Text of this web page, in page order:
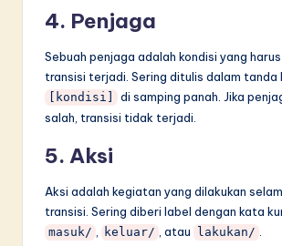
4. Penjaga
Sebuah penjaga adalah kondisi yang
transisi terjadi. Sering ditulis dalam tanda
[kondisi]
di samping panah. Jika
salah, transisi tidak terjadi.
5. Aksi
Aksi adalah kegiatan yang dilakukan
transisi. Sering diberi label dengan kata
masuk/ , keluar/ , atau lakukan/ .